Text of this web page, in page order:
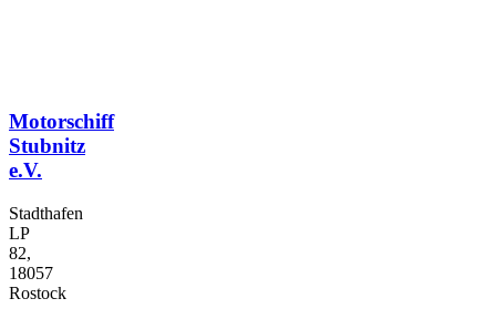
Motorschiff
Stubnitz
e.V.
Stadthafen
LP
82,
18057
Rostock